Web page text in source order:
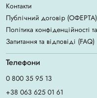
Контакти
Публічний договір (ОФЕРТА)
Політика конфіденційності
Запитання та відповіді (FAQ)
Телефони
0 800 35 95 13
+38 063 625 01 61